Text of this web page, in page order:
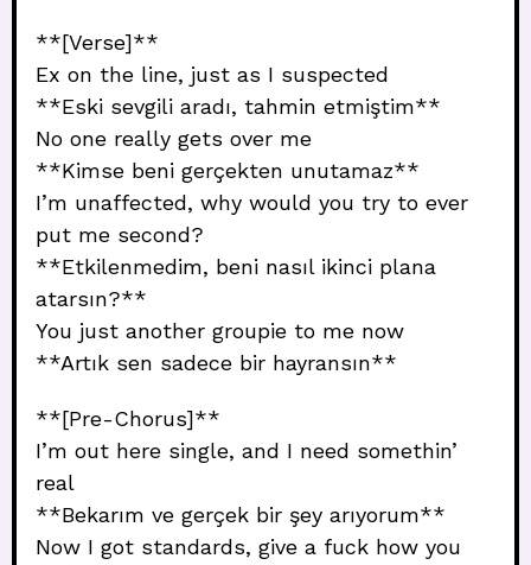
**[Verse]**
Ex on the line, just as I suspected
**Eski sevgili aradı, tahmin etmiştim**
No one really gets over me
**Kimse beni gerçekten unutamaz**
I’m unaffected, why would you try to ever
put me second?
**Etkilenmedim, beni nasıl ikinci plana
atarsın?**
You just another groupie to me now
**Artık sen sadece bir hayransın**
**[Pre-Chorus]**
I’m out here single, and I need somethin’
real
**Bekarım ve gerçek bir şey arıyorum**
Now I got standards, give a fuck how you